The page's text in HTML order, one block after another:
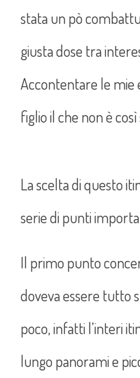
stata un pò
giusta dose tra
Accontentare le mie
figlio il che non è
La scelta di questo
serie di punti
Il primo punto
doveva essere tutto
poco, infatti l’interi
lungo panorami e